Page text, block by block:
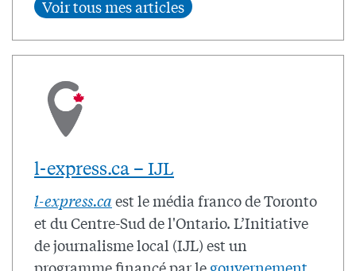
l-express.ca – IJL
l-express.caest le média franco de Toronto
et du Centre-Sud de l'Ontario. L’Initiative
de journalisme local (IJL) est un